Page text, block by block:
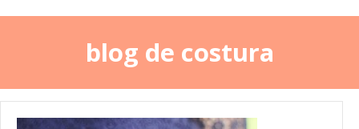
blog de costura